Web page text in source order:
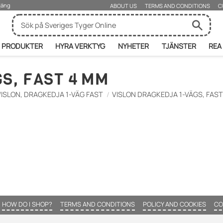
ABOUT US TERMS AND CONDITIONS
PRODUKTER HYRA VERKTYG NYHETER TJÄNSTER REA
FAST 4 MM
DRAGKEDJA 1-VÄG FAST VISLON DRAGKEDJA 1-VÄGS,
HOW DO I SHOP? TERMS AND CONDITIONS POLICY AND COOKIES